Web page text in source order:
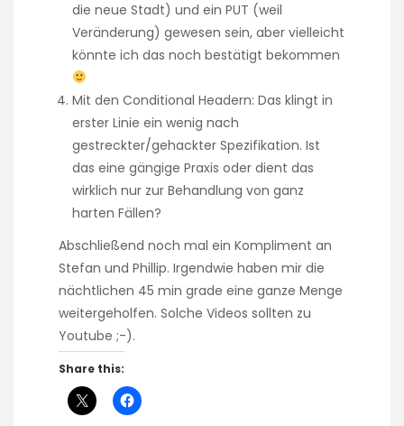
die neue Stadt) und ein PUT (weil
Veränderung) gewesen sein, aber vielleicht
könnte ich das noch bestätigt bekommen
Mit den Conditional Headern: Das klingt in
erster Linie ein wenig nach
gestreckter/gehackter Spezifikation. Ist
das eine gängige Praxis oder dient das
wirklich nur zur Behandlung von ganz
harten Fällen?
Abschließend noch mal ein Kompliment an
Stefan und Phillip. Irgendwie haben mir die
nächtlichen 45 min grade eine ganze Menge
weitergeholfen. Solche Videos sollten zu
Youtube ;-).
Share this: